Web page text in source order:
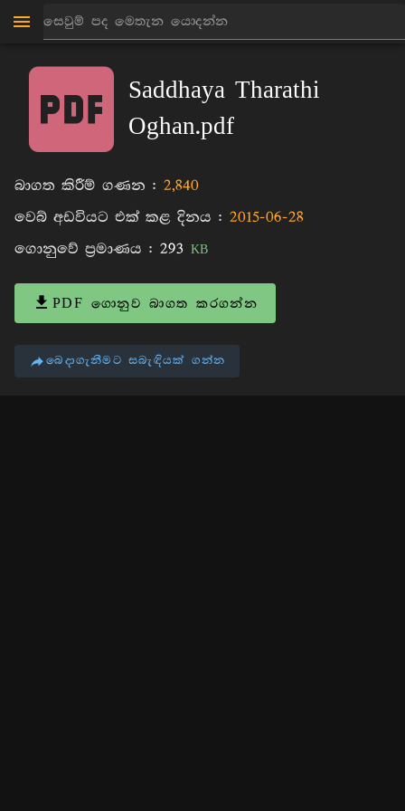
Saddhaya Tharathi
Oghan.pdf
බාගත කිරීම් ගණන : 2,840
වෙබ් අඩවියට එක් කළ දිනය : 2015-06-28
ගොනුවේ ප්‍රමාණය : 293 KB
PDF ගොනුව බාගත කරගන්න
බෙදාගැනීමට සබැඳියක් ගන්න